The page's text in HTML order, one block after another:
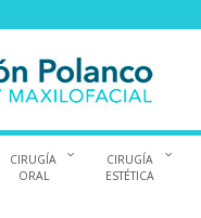
CIRUGÍA
ORAL
CIRUGÍA
ESTÉTICA